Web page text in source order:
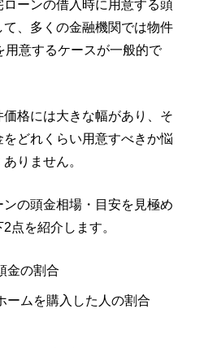
ーンの借入時に用意する頭
、多くの金融機関では物件
用意するケースが一般的で
価格には大きな幅があり、そ
どれくらい用意すべきか悩
りません。
の頭金相場・目安を見極め
点を紹介します。
金の割合
ームを購入した人の割合